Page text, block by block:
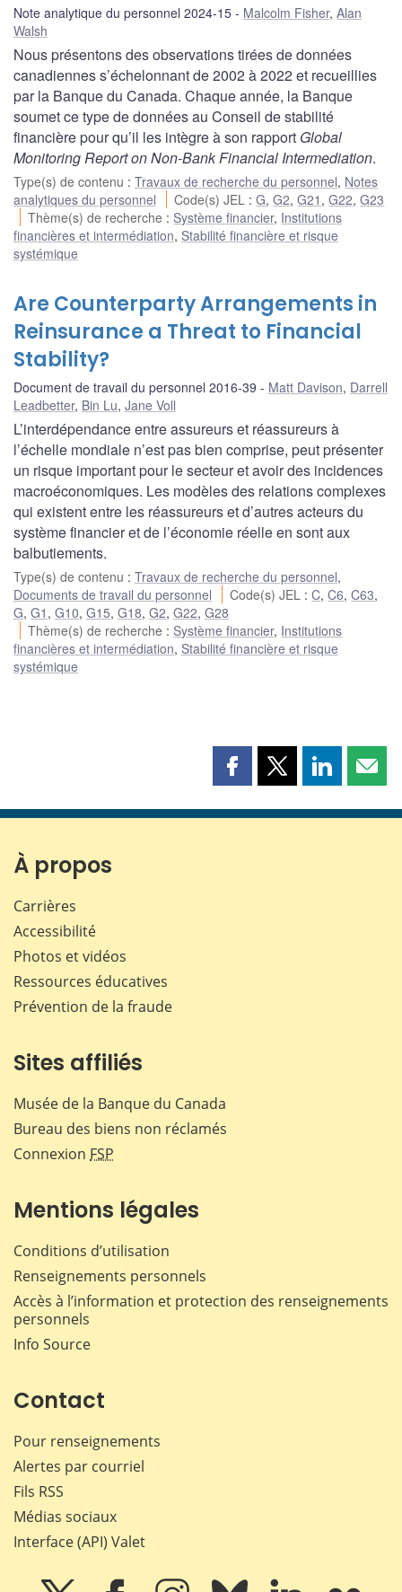
Note analytique du personnel 2024-15 Malcolm Fisher, Alan
Walsh
Nous présentons des observations tirées de données
canadiennes s’échelonnant de 2002 à 2022 et recueillies
par la Banque du Canada. Chaque année, la Banque
soumet ce type de données au Conseil de stabilité
financière pour qu’il les intègre à son rapport Global
Monitoring Report on Non-Bank Financial Intermediation.
Type(s) de contenu : Travaux de recherche du personnel, Notes
analytiques du personnel
Code(s) JEL :G,G2,G21 ,G22,G23
Thème(s) de recherche : Système financier, Institutions
financières et intermédiation, Stabilité financière et risque
systémique
Are Counterparty Arrangements in
Reinsurance a Threat to Financial
Stability?
Document de travail du personnel 2016-39 Matt Davison, Darrell
Leadbetter, Bin Lu, Jane Voll
L’interdépendance entre assureurs et réassureurs à
l’échelle mondiale n’est pas bien comprise, peut présenter
un risque important pour le secteur et avoir des incidences
macroéconomiques. Les modèles des relations complexes
qui existent entre les réassureurs et d’autres acteurs du
système financier et de l’économie réelle en sont aux
balbutiements.
Type(s) de contenu : Travaux de recherche du personnel,
Documents de travail du personnel
Code(s) JEL :C,C6,C63,
G, G1 , G10, G15, G18, G2, G22, G28
Thème(s) de recherche : Système financier, Institutions
financières et intermédiation, Stabilité financière et risque
systémique
Partager
page
Partager
page
Partager
page page
À propos
Carrières
Accessibilité
Photos et vidéos
Ressources éducatives
Prévention de la fraude
Sites affiliés
Musée de la Banque du Canada
Bureau des biens non réclamés
Connexion FSP
Mentions légales
Conditions d’utilisation
Renseignements personnels
Accès à l’information et protection des renseignements
personnels
Info Source
Contact
Pour renseignements
Alertes par courriel
Fils RSS
Médias sociaux
Interface (API) Valet